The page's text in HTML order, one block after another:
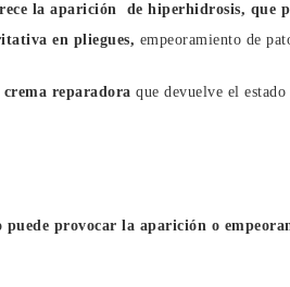
la aparición de hiperhidrosis, que
en pliegues, empeoramiento de
crema reparadora que devuelve el
provocar la aparición o